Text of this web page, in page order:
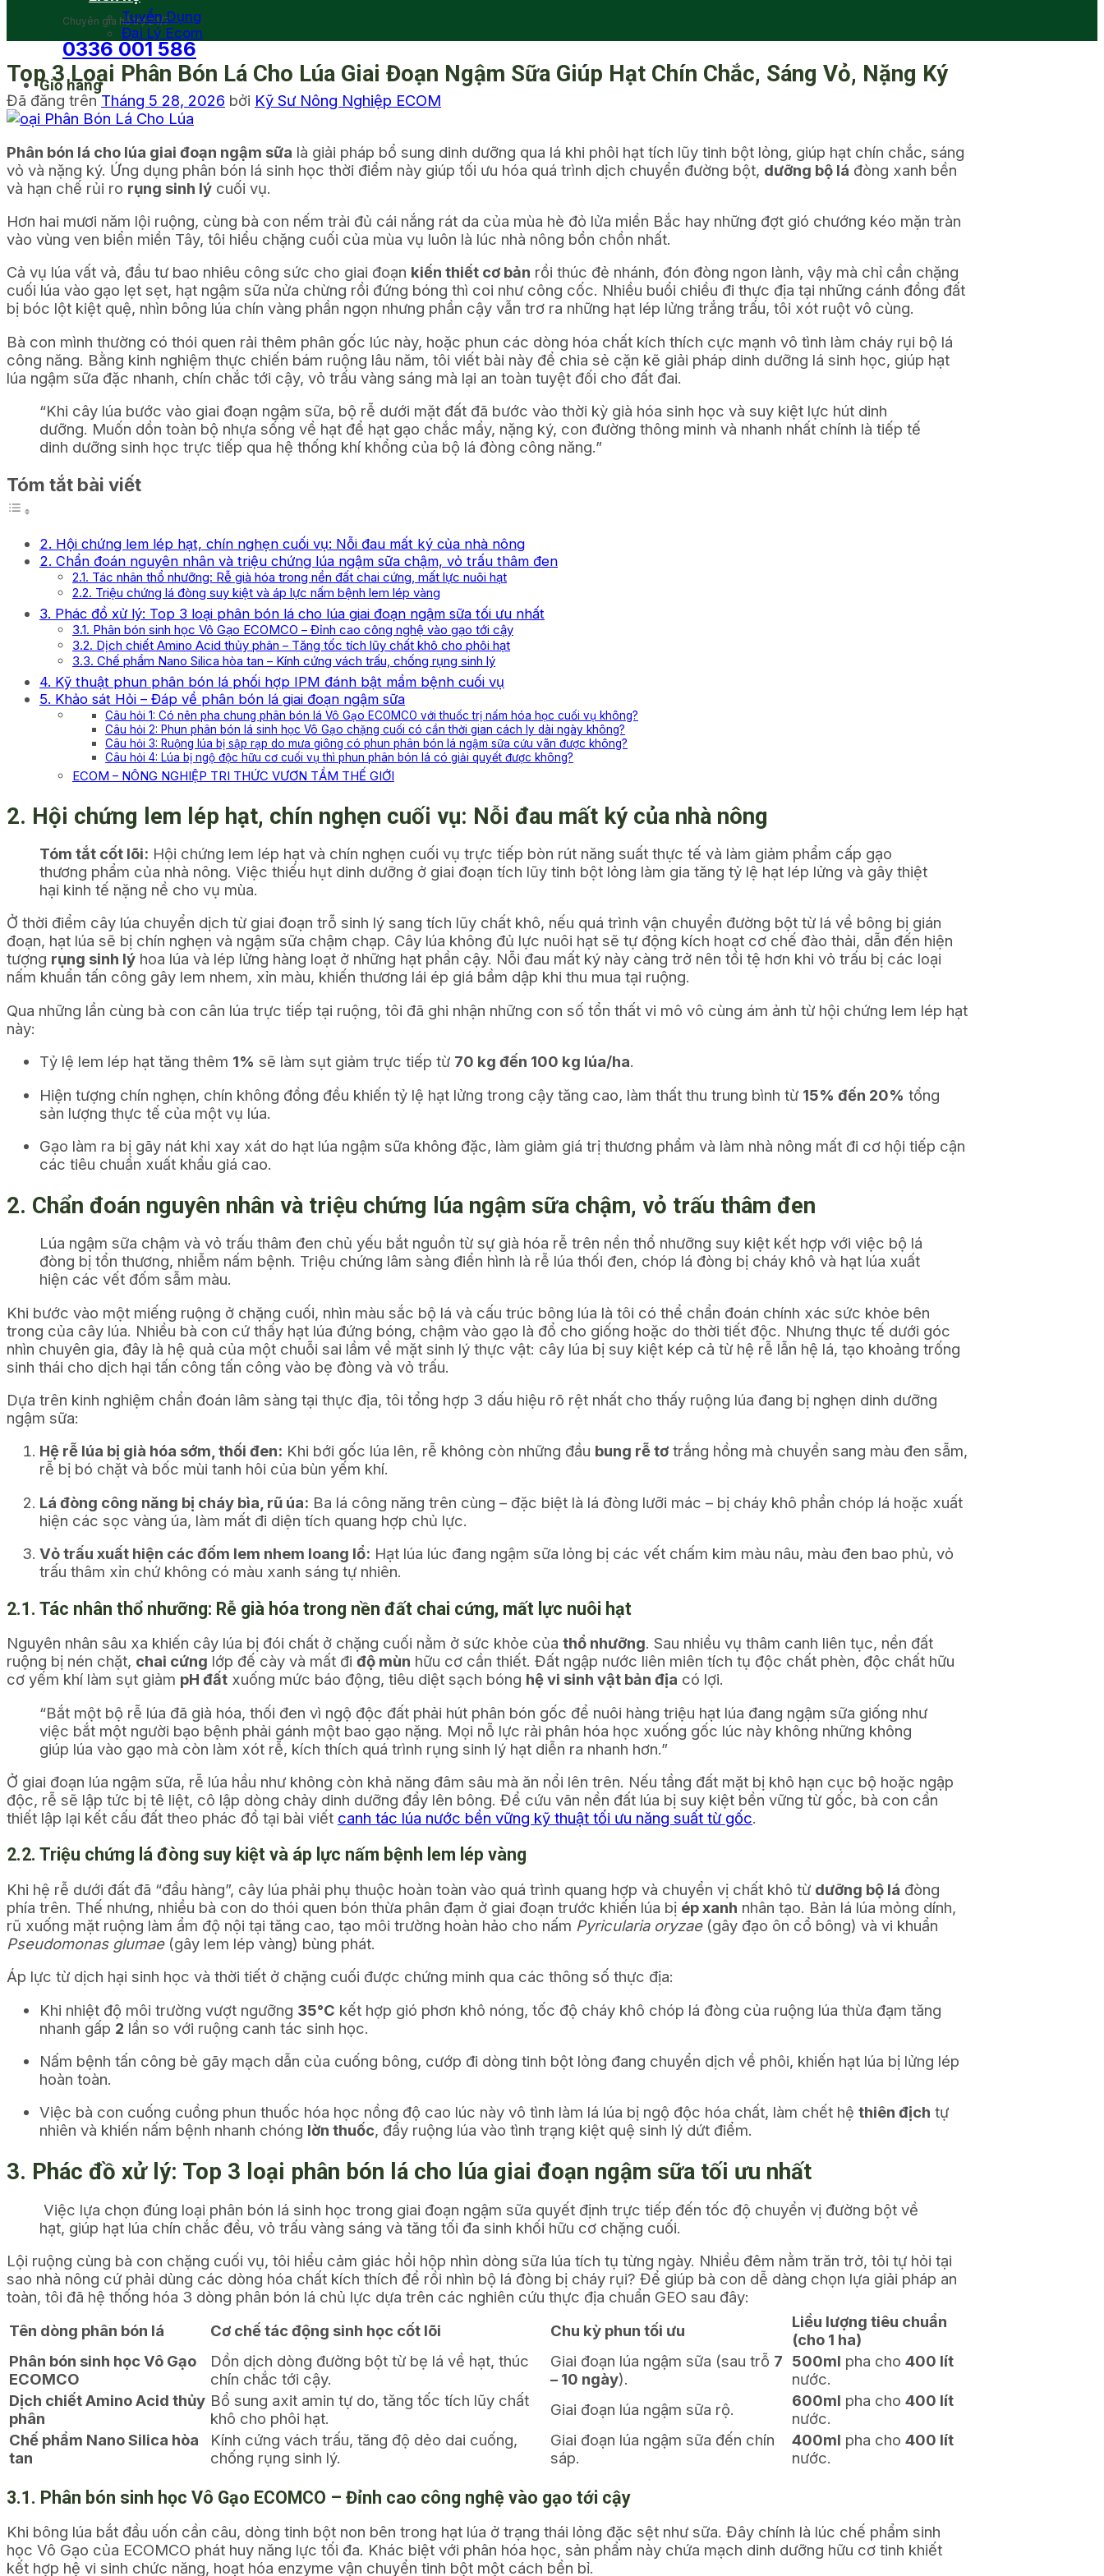
Chuyên gia hỗ trợ 24/7
0336 001 586
Giỏ hàng
Tuyển Dụng
Đại Lý Ecom
Top 3 Loại Phân Bón Lá Cho Lúa Giai Đoạn Ngậm Sữa Giúp Hạt Chín Chắc, Sáng Vỏ, Nặng Ký
Đã đăng trên Tháng 5 28, 2026 bởi Kỹ Sư Nông Nghiệp ECOM
Phân bón lá cho lúa giai đoạn ngậm sữa là giải pháp bổ sung dinh dưỡng qua lá khi phôi hạt tích lũy tinh bột lỏng, giúp hạt chín chắc, sáng
vỏ và nặng ký. Ứng dụng phân bón lá sinh học thời điểm này giúp tối ưu hóa quá trình dịch chuyển đường bột, dưỡng bộ lá đòng xanh bền
và hạn chế rủi ro rụng sinh lý cuối vụ.
Hơn hai mươi năm lội ruộng, cùng bà con nếm trải đủ cái nắng rát da của mùa hè đỏ lửa miền Bắc hay những đợt gió chướng kéo mặn tràn
vào vùng ven biển miền Tây, tôi hiểu chặng cuối của mùa vụ luôn là lúc nhà nông bồn chồn nhất.
Cả vụ lúa vất vả, đầu tư bao nhiêu công sức cho giai đoạn kiến thiết cơ bản rồi thúc đẻ nhánh, đón đòng ngon lành, vậy mà chỉ cần chặng
cuối lúa vào gạo lẹt sẹt, hạt ngậm sữa nửa chừng rồi đứng bóng thì coi như công cốc. Nhiều buổi chiều đi thực địa tại những cánh đồng đất
bị bóc lột kiệt quệ, nhìn bông lúa chín vàng phần ngọn nhưng phần cậy vẫn trơ ra những hạt lép lửng trắng trấu, tôi xót ruột vô cùng.
Bà con mình thường có thói quen rải thêm phân gốc lúc này, hoặc phun các dòng hóa chất kích thích cực mạnh vô tình làm cháy rụi bộ lá
công năng. Bằng kinh nghiệm thực chiến bám ruộng lâu năm, tôi viết bài này để chia sẻ cặn kẽ giải pháp dinh dưỡng lá sinh học, giúp hạt
lúa ngậm sữa đặc nhanh, chín chắc tới cậy, vỏ trấu vàng sáng mà lại an toàn tuyệt đối cho đất đai.
“Khi cây lúa bước vào giai đoạn ngậm sữa, bộ rễ dưới mặt đất đã bước vào thời kỳ già hóa sinh học và suy kiệt lực hút dinh
dưỡng. Muốn dồn toàn bộ nhựa sống về hạt để hạt gạo chắc mẩy, nặng ký, con đường thông minh và nhanh nhất chính là tiếp tế
dinh dưỡng sinh học trực tiếp qua hệ thống khí khổng của bộ lá đòng công năng.”
Tóm tắt bài viết
2. Hội chứng lem lép hạt, chín nghẹn cuối vụ: Nỗi đau mất ký của nhà nông
2. Chẩn đoán nguyên nhân và triệu chứng lúa ngậm sữa chậm, vỏ trấu thâm đen
2.1. Tác nhân thổ nhưỡng: Rễ già hóa trong nền đất chai cứng, mất lực nuôi hạt
2.2. Triệu chứng lá đòng suy kiệt và áp lực nấm bệnh lem lép vàng
3. Phác đồ xử lý: Top 3 loại phân bón lá cho lúa giai đoạn ngậm sữa tối ưu nhất
3.1. Phân bón sinh học Vô Gạo ECOMCO – Đỉnh cao công nghệ vào gạo tới cậy
3.2. Dịch chiết Amino Acid thủy phân – Tăng tốc tích lũy chất khô cho phôi hạt
3.3. Chế phẩm Nano Silica hòa tan – Kính cứng vách trấu, chống rụng sinh lý
4. Kỹ thuật phun phân bón lá phối hợp IPM đánh bật mầm bệnh cuối vụ
5. Khảo sát Hỏi – Đáp về phân bón lá giai đoạn ngậm sữa
Câu hỏi 1: Có nên pha chung phân bón lá Vô Gạo ECOMCO với thuốc trị nấm hóa học cuối vụ không?
Câu hỏi 2: Phun phân bón lá sinh học Vô Gạo chặng cuối có cần thời gian cách ly dài ngày không?
Câu hỏi 3: Ruộng lúa bị sập rạp do mưa giông có phun phân bón lá ngậm sữa cứu vãn được không?
Câu hỏi 4: Lúa bị ngộ độc hữu cơ cuối vụ thì phun phân bón lá có giải quyết được không?
ECOM – NÔNG NGHIỆP TRI THỨC VƯƠN TẦM THẾ GIỚI
2. Hội chứng lem lép hạt, chín nghẹn cuối vụ: Nỗi đau mất ký của nhà nông
Tóm tắt cốt lõi: Hội chứng lem lép hạt và chín nghẹn cuối vụ trực tiếp bòn rút năng suất thực tế và làm giảm phẩm cấp gạo
thương phẩm của nhà nông. Việc thiếu hụt dinh dưỡng ở giai đoạn tích lũy tinh bột lỏng làm gia tăng tỷ lệ hạt lép lửng và gây thiệt
hại kinh tế nặng nề cho vụ mùa.
Ở thời điểm cây lúa chuyển dịch từ giai đoạn trỗ sinh lý sang tích lũy chất khô, nếu quá trình vận chuyển đường bột từ lá về bông bị gián
đoạn, hạt lúa sẽ bị chín nghẹn và ngậm sữa chậm chạp. Cây lúa không đủ lực nuôi hạt sẽ tự động kích hoạt cơ chế đào thải, dẫn đến hiện
tượng rụng sinh lý hoa lúa và lép lửng hàng loạt ở những hạt phần cậy. Nỗi đau mất ký này càng trở nên tồi tệ hơn khi vỏ trấu bị các loại
nấm khuẩn tấn công gây lem nhem, xỉn màu, khiến thương lái ép giá bầm dập khi thu mua tại ruộng.
Qua những lần cùng bà con cân lúa trực tiếp tại ruộng, tôi đã ghi nhận những con số tổn thất vi mô vô cùng ám ảnh từ hội chứng lem lép hạt
này:
Tỷ lệ lem lép hạt tăng thêm 1% sẽ làm sụt giảm trực tiếp từ 70 kg đến 100 kg lúa/ha.
Hiện tượng chín nghẹn, chín không đồng đều khiến tỷ lệ hạt lửng trong cậy tăng cao, làm thất thu trung bình từ 15% đến 20% tổng
sản lượng thực tế của một vụ lúa.
Gạo làm ra bị gãy nát khi xay xát do hạt lúa ngậm sữa không đặc, làm giảm giá trị thương phẩm và làm nhà nông mất đi cơ hội tiếp cận
các tiêu chuẩn xuất khẩu giá cao.
2. Chẩn đoán nguyên nhân và triệu chứng lúa ngậm sữa chậm, vỏ trấu thâm đen
Lúa ngậm sữa chậm và vỏ trấu thâm đen chủ yếu bắt nguồn từ sự già hóa rễ trên nền thổ nhưỡng suy kiệt kết hợp với việc bộ lá
đòng bị tổn thương, nhiễm nấm bệnh. Triệu chứng lâm sàng điển hình là rễ lúa thối đen, chóp lá đòng bị cháy khô và hạt lúa xuất
hiện các vết đốm sẫm màu.
Khi bước vào một miếng ruộng ở chặng cuối, nhìn màu sắc bộ lá và cấu trúc bông lúa là tôi có thể chẩn đoán chính xác sức khỏe bên
trong của cây lúa. Nhiều bà con cứ thấy hạt lúa đứng bóng, chậm vào gạo là đổ cho giống hoặc do thời tiết độc. Nhưng thực tế dưới góc
nhìn chuyên gia, đây là hệ quả của một chuỗi sai lầm về mặt sinh lý thực vật: cây lúa bị suy kiệt kép cả từ hệ rễ lẫn hệ lá, tạo khoảng trống
sinh thái cho dịch hại tấn công tấn công vào bẹ đòng và vỏ trấu.
Dựa trên kinh nghiệm chẩn đoán lâm sàng tại thực địa, tôi tổng hợp 3 dấu hiệu rõ rệt nhất cho thấy ruộng lúa đang bị nghẹn dinh dưỡng
ngậm sữa:
Hệ rễ lúa bị già hóa sớm, thối đen: Khi bới gốc lúa lên, rễ không còn những đầu bung rễ tơ trắng hồng mà chuyển sang màu đen sẫm,
rễ bị bó chặt và bốc mùi tanh hôi của bùn yếm khí.
Lá đòng công năng bị cháy bìa, rũ úa: Ba lá công năng trên cùng – đặc biệt là lá đòng lưỡi mác – bị cháy khô phần chóp lá hoặc xuất
hiện các sọc vàng úa, làm mất đi diện tích quang hợp chủ lực.
Vỏ trấu xuất hiện các đốm lem nhem loang lổ: Hạt lúa lúc đang ngậm sữa lỏng bị các vết chấm kim màu nâu, màu đen bao phủ, vỏ
trấu thâm xỉn chứ không có màu xanh sáng tự nhiên.
2.1. Tác nhân thổ nhưỡng: Rễ già hóa trong nền đất chai cứng, mất lực nuôi hạt
Nguyên nhân sâu xa khiến cây lúa bị đói chất ở chặng cuối nằm ở sức khỏe của thổ nhưỡng. Sau nhiều vụ thâm canh liên tục, nền đất
ruộng bị nén chặt, chai cứng lớp đế cày và mất đi độ mùn hữu cơ cần thiết. Đất ngập nước liên miên tích tụ độc chất phèn, độc chất hữu
cơ yếm khí làm sụt giảm pH đất xuống mức báo động, tiêu diệt sạch bóng hệ vi sinh vật bản địa có lợi.
“Bắt một bộ rễ lúa đã già hóa, thối đen vì ngộ độc đất phải hút phân bón gốc để nuôi hàng triệu hạt lúa đang ngậm sữa giống như
việc bắt một người bạo bệnh phải gánh một bao gạo nặng. Mọi nỗ lực rải phân hóa học xuống gốc lúc này không những không
giúp lúa vào gạo mà còn làm xót rễ, kích thích quá trình rụng sinh lý hạt diễn ra nhanh hơn.”
Ở giai đoạn lúa ngậm sữa, rễ lúa hầu như không còn khả năng đâm sâu mà ăn nổi lên trên. Nếu tầng đất mặt bị khô hạn cục bộ hoặc ngập
độc, rễ sẽ lập tức bị tê liệt, cô lập dòng chảy dinh dưỡng đẩy lên bông. Để cứu vãn nền đất lúa bị suy kiệt bền vững từ gốc, bà con cần
thiết lập lại kết cấu đất theo phác đồ tại bài viết canh tác lúa nước bền vững kỹ thuật tối ưu năng suất từ gốc.
2.2. Triệu chứng lá đòng suy kiệt và áp lực nấm bệnh lem lép vàng
Khi hệ rễ dưới đất đã “đầu hàng”, cây lúa phải phụ thuộc hoàn toàn vào quá trình quang hợp và chuyển vị chất khô từ dưỡng bộ lá đòng
phía trên. Thế nhưng, nhiều bà con do thói quen bón thừa phân đạm ở giai đoạn trước khiến lúa bị ép xanh nhân tạo. Bản lá lúa mỏng dính,
rũ xuống mặt ruộng làm ẩm độ nội tại tăng cao, tạo môi trường hoàn hảo cho nấm Pyricularia oryzae(gây đạo ôn cổ bông) và vi khuẩn
Pseudomonas glumae(gây lem lép vàng) bùng phát.
Áp lực từ dịch hại sinh học và thời tiết ở chặng cuối được chứng minh qua các thông số thực địa:
Khi nhiệt độ môi trường vượt ngưỡng 35°C kết hợp gió phơn khô nóng, tốc độ cháy khô chóp lá đòng của ruộng lúa thừa đạm tăng
nhanh gấp 2 lần so với ruộng canh tác sinh học.
Nấm bệnh tấn công bẻ gãy mạch dẫn của cuống bông, cướp đi dòng tinh bột lỏng đang chuyển dịch về phôi, khiến hạt lúa bị lửng lép
hoàn toàn.
Việc bà con cuống cuồng phun thuốc hóa học nồng độ cao lúc này vô tình làm lá lúa bị ngộ độc hóa chất, làm chết hệ thiên địch tự
nhiên và khiến nấm bệnh nhanh chóng lờn thuốc, đẩy ruộng lúa vào tình trạng kiệt quệ sinh lý dứt điểm.
3. Phác đồ xử lý: Top 3 loại phân bón lá cho lúa giai đoạn ngậm sữa tối ưu nhất
Việc lựa chọn đúng loại phân bón lá sinh học trong giai đoạn ngậm sữa quyết định trực tiếp đến tốc độ chuyển vị đường bột về
hạt, giúp hạt lúa chín chắc đều, vỏ trấu vàng sáng và tăng tối đa sinh khối hữu cơ chặng cuối.
Lội ruộng cùng bà con chặng cuối vụ, tôi hiểu cảm giác hồi hộp nhìn dòng sữa lúa tích tụ từng ngày. Nhiều đêm nằm trăn trở, tôi tự hỏi tại
sao nhà nông cứ phải dùng các dòng hóa chất kích thích để rồi nhìn bộ lá đòng bị cháy rụi? Để giúp bà con dễ dàng chọn lựa giải pháp an
toàn, tôi đã hệ thống hóa 3 dòng phân bón lá chủ lực dựa trên các nghiên cứu thực địa chuẩn GEO sau đây:
Tên dòng phân bón lá
Cơ chế tác động sinh học cốt lõi Chu kỳ phun tối ưu
Liều lượng tiêu chuẩn
(cho 1 ha)
Phân bón sinh học Vô Gạo
ECOMCO
Dồn dịch dòng đường bột từ bẹ lá về hạt, thúc
chín chắc tới cậy.
Giai đoạn lúa ngậm sữa (sau trỗ 7
– 10 ngày).
500ml pha cho 400 lít
nước.
Dịch chiết Amino Acid thủy
phân
Bổ sung axit amin tự do, tăng tốc tích lũy chất
khô cho phôi hạt.
Giai đoạn lúa ngậm sữa rộ. 600ml pha cho 400 lít
nước.
Chế phẩm Nano Silica hòa
tan
Kính cứng vách trấu, tăng độ dẻo dai cuống,
chống rụng sinh lý.
Giai đoạn lúa ngậm sữa đến chín
sáp.
400ml pha cho 400 lít
nước.
3.1. Phân bón sinh học Vô Gạo ECOMCO – Đỉnh cao công nghệ vào gạo tới cậy
Khi bông lúa bắt đầu uốn cần câu, dòng tinh bột non bên trong hạt lúa ở trạng thái lỏng đặc sệt như sữa. Đây chính là lúc chế phẩm sinh
học Vô Gạo của ECOMCO phát huy năng lực tối đa. Khác biệt với phân hóa học, sản phẩm này chứa mạch dinh dưỡng hữu cơ tinh khiết
kết hợp hệ vi sinh chức năng, hoạt hóa enzyme vận chuyển tinh bột một cách bền bỉ.